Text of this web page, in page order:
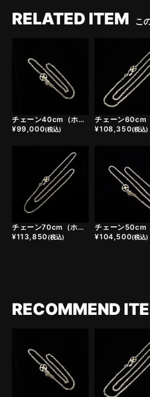
RELATED ITEM こ
チェーン40cm（ホイール小＋ヤングイーグルフック）
¥99,000(税込)
¥108,350(税込)
チェーン70cm（ホイール小＋イーグルヘッドフック）
¥113,850(税込)
¥104,500(税込)
RECOMMEND